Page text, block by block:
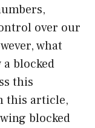
over our
what
a blocked
this
this article,
blocked